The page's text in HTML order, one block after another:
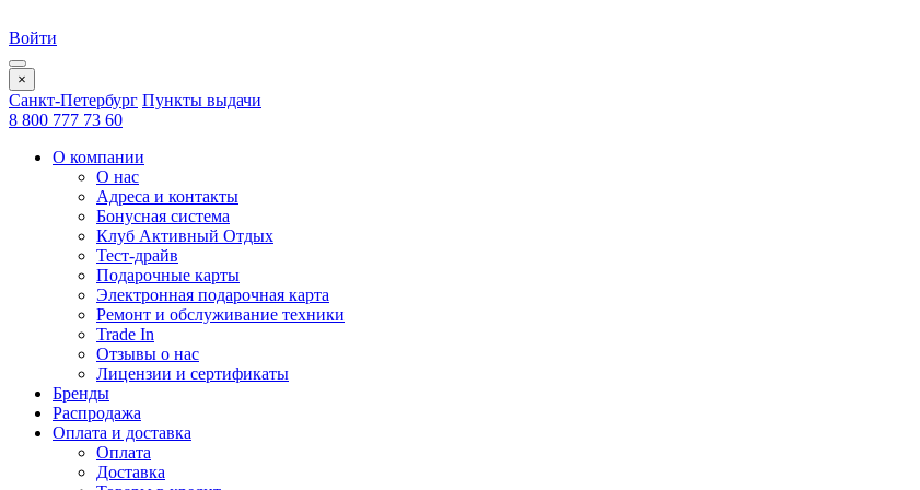
Войти
×
Санкт-Петербург Пункты выдачи
8 800 777 73 60
О компании
О нас
Адреса и контакты
Бонусная система
Клуб Активный Отдых
Тест-драйв
Подарочные карты
Электронная подарочная карта
Ремонт и обслуживание техники
Trade In
Отзывы о нас
Лицензии и сертификаты
Бренды
Распродажа
Оплата и доставка
Оплата
Доставка